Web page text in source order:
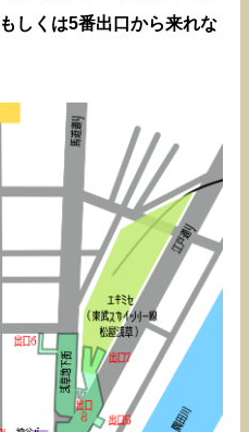
しくは5番出口から来れな